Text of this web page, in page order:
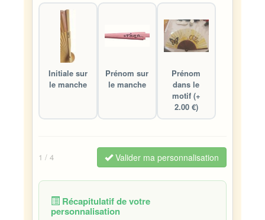
Initiale sur
le manche
Prénom sur
le manche
Prénom
dans le
motif (+
2.00 €)
1 / 4 Valider ma personnalisation
Récapitulatif de votre
personnalisation